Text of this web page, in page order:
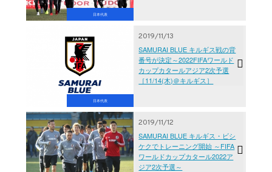
日本代表
日本代表
2019/11/13
SAMURAI BLUE キルギス戦の背
番号が決定～2022FIFAワールド
カップカタールアジア2次予選
［11/14(木)＠キルギス］
2019/11/12
SAMURAI BLUE キルギス・ビシ
ケクでトレーニング開始 ～FIFA
ワールドカップカタール2022ア
ジア2次予選～